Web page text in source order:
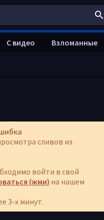
сливов из
войти в свой
(жми) на нашем
3-х минут.
С видео Взломанные